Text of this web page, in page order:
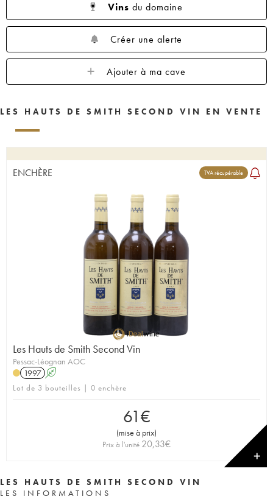
Vins du domaine
Créer une alerte
Ajouter à ma cave
LES HAUTS DE SMITH SECOND VIN EN VENTE
ENCHÈRE TVA récupérable
Les Hauts de Smith Second Vin
Pessac-Léognan AOC
1997 A
Lot de 3 bouteilles | 0 enchère
61€
(mise à prix)
Prix à l'unité 20,33€
✕
LES HAUTS DE SMITH SECOND VIN
LES INFORMATIONS